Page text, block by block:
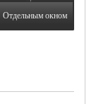
Отдельным окном